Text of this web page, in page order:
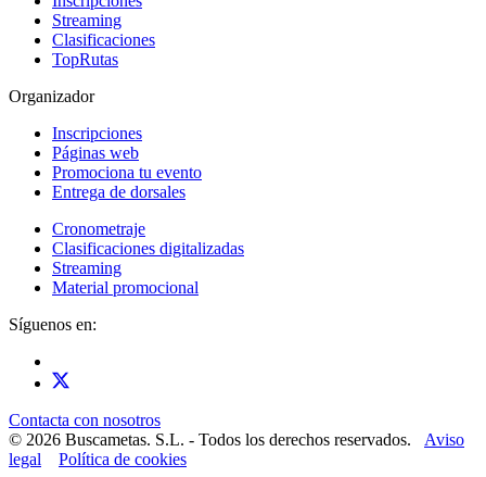
Streaming
Clasificaciones
TopRutas
Organizador
Inscripciones
Páginas web
Promociona tu evento
Entrega de dorsales
Cronometraje
Clasificaciones digitalizadas
Streaming
Material promocional
Síguenos en:
Contacta con nosotros
© 2026 Buscametas. S.L. - Todos los derechos reservados. Aviso
legal
Política de cookies